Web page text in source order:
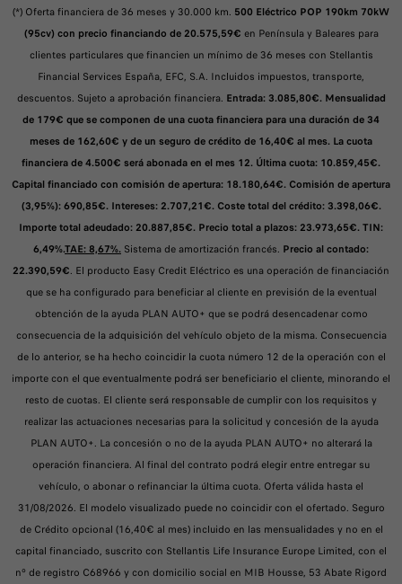
(*) Oferta financiera de 36 meses y 30.000 km. 500 Eléctrico POP 190km 70kW
(95cv) con precio financiando de 20.575,59€ en Península y Baleares para
clientes particulares que financien un mínimo de 36 meses con Stellantis
Financial Services España, EFC, S.A. Incluidos impuestos, transporte,
descuentos. Sujeto a aprobación financiera. Entrada: 3.085,80€. Mensualidad
de 179€ que se componen de una cuota financiera para una duración de 34
meses de 162,60€ y de un seguro de crédito de 16,40€ al mes. La cuota
financiera de 4.500€ será abonada en el mes 12. Última cuota: 10.859,45€.
Capital financiado con comisión de apertura: 18.180,64€. Comisión de apertura
(3,95%): 690,85€. Intereses: 2.707,21€. Coste total del crédito: 3.398,06€.
Importe total adeudado: 20.887,85€. Precio total a plazos: 23.973,65€. TIN:
6,49%.TAE: 8,67%. Sistema de amortización francés. Precio al contado:
22.390,59€. El producto Easy Credit Eléctrico es una operación de financiación
que se ha configurado para beneficiar al cliente en previsión de la eventual
obtención de la ayuda PLAN AUTO+ que se podrá desencadenar como
consecuencia de la adquisición del vehículo objeto de la misma. Consecuencia
de lo anterior, se ha hecho coincidir la cuota número 12 de la operación con el
importe con el que eventualmente podrá ser beneficiario el cliente, minorando el
resto de cuotas. El cliente será responsable de cumplir con los requisitos y
realizar las actuaciones necesarias para la solicitud y concesión de la ayuda
PLAN AUTO+. La concesión o no de la ayuda PLAN AUTO+ no alterará la
operación financiera. Al final del contrato podrá elegir entre entregar su
vehículo, o abonar o refinanciar la última cuota. Oferta válida hasta el
31/08/2026. El modelo visualizado puede no coincidir con el ofertado. Seguro
de Crédito opcional (16,40€ al mes) incluido en las mensualidades y no en el
capital financiado, suscrito con Stellantis Life Insurance Europe Limited, con el
nº de registro C68966 y con domicilio social en MIB Housse, 53 Abate Rigord